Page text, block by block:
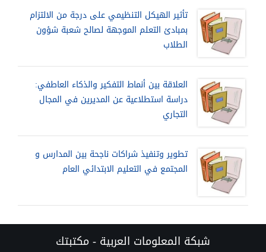
تأثير الهيكل التنظيمي على درجة من الالتزام
بمبادئ التعلم الموجهة لصالح شعبة شؤون
الطلاب
العلاقة بين أنماط التفكير والذكاء العاطفي:
دراسة استطلاعية عن المديرين في المجال
التجاري
تطوير وتنفيذ شراكات ناجحة بين المدارس و
المجتمع في التعليم الابتدائي العام
شبكة المعلومات العربية - مكتبتك